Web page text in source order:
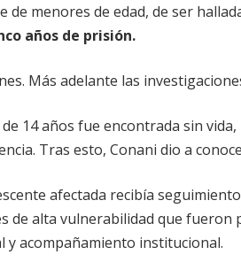
de menores de edad, de ser
años de prisión.
Más adelante las
14 años fue encontrada sin
Tras esto, Conani dio a
afectada recibía
de alta vulnerabilidad que
acompañamiento institucional.